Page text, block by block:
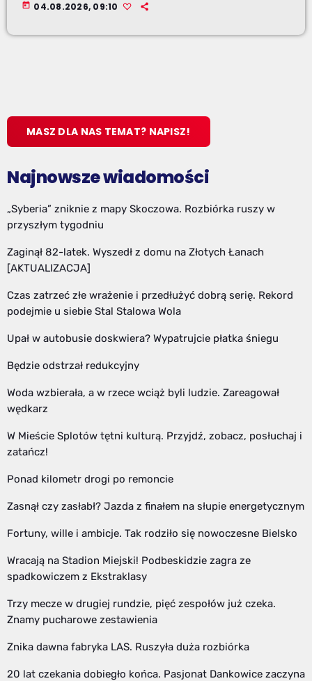
today 04.08.2026, 09:10
MASZ DLA NAS TEMAT? NAPISZ!
Najnowsze wiadomości
„Syberia” zniknie z mapy Skoczowa. Rozbiórka ruszy w
przyszłym tygodniu
Zaginął 82-latek. Wyszedł z domu na Złotych Łanach
[AKTUALIZACJA]
Czas zatrzeć złe wrażenie i przedłużyć dobrą serię. Rekord
podejmie u siebie Stal Stalowa Wola
Upał w autobusie doskwiera? Wypatrujcie płatka śniegu
Będzie odstrzał redukcyjny
Woda wzbierała, a w rzece wciąż byli ludzie. Zareagował
wędkarz
W Mieście Splotów tętni kulturą. Przyjdź, zobacz, posłuchaj i
zatańcz!
Ponad kilometr drogi po remoncie
Zasnął czy zasłabł? Jazda z finałem na słupie energetycznym
Fortuny, wille i ambicje. Tak rodziło się nowoczesne Bielsko
Wracają na Stadion Miejski! Podbeskidzie zagra ze
spadkowiczem z Ekstraklasy
Trzy mecze w drugiej rundzie, pięć zespołów już czeka.
Znamy pucharowe zestawienia
Znika dawna fabryka LAS. Ruszyła duża rozbiórka
20 lat czekania dobiegło końca. Pasjonat Dankowice zaczyna